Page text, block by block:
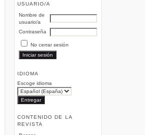
USUARIO/A
Nombre de
usuario/a
Contraseña
No cerrar sesión
IDIOMA
Escoge idioma
CONTENIDO DE LA
REVISTA